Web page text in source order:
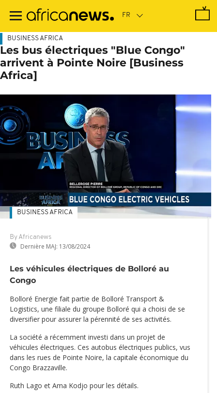
contenu
BUSINESS AFRICA
Les bus électriques "Blue Congo"
arrivent à Pointe Noire [Business
Africa]
By Africanews
Dernière MAJ: 13/08/2024
BUSINESS AFRICA
Les véhicules électriques de Bolloré au
Congo
Bolloré Energie fait partie de Bolloré Transport &
Logistics, une filiale du groupe Bolloré qui a choisi de se
diversifier pour assurer la pérennité de ses activités.
La société a récemment investi dans un projet de
véhicules électriques. Ces autobus électriques publics, vus
dans les rues de Pointe Noire, la capitale économique du
Congo Brazzaville.
Ruth Lago et Ama Kodjo pour les détails.